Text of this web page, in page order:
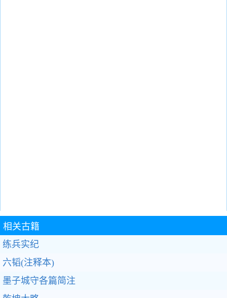
相关古籍
练兵实纪
六韬(注释本)
墨子城守各篇简注